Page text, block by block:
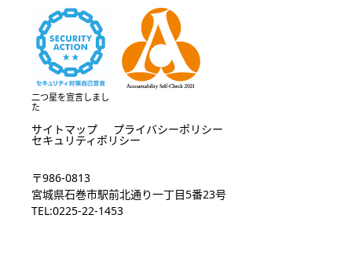
二つ星を宣言しまし
た
サイトマップ プライバシーポリシー
セキュリティポリシー
〒986-0813
宮城県石巻市駅前北通り一丁目5番23号
TEL:0225-22-1453